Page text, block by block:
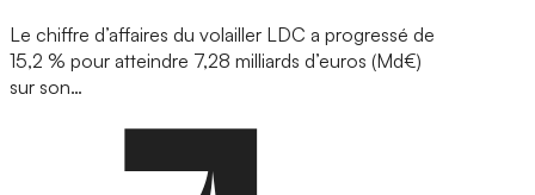
Le chiffre d’affaires du volailler LDC a progressé de
15,2 % pour atteindre 7,28 milliards d’euros (Md€)
sur son…